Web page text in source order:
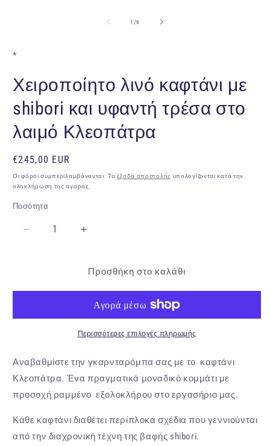
1 /από
6
*
Χειροποίητο λινό καφτάνι με
shibori και υφαντή τρέσα στο
λαιμό Κλεοπάτρα
Κανονική
τιμή
€245,00 EUR
Οι φόροι συμπεριλαμβάνονται. Ταέξοδα αποστολής υπολογίζονται κατά την
ολοκλήρωση της αγοράς.
Ποσότητα
Ποσότητα
Μείωση
τρέσα
στο
λαιμό
Κλεοπάτρα
Αύξηση
Χειροποίητο
και
τρέσα
στο
λαιμό
Κλεοπάτρα
Προσθήκη στο καλάθι
Περισσότερες επιλογές πληρωμής
Αναβαθμίστε την γκαρνταρόμπα σας με το καφτάνι
Κλεοπάτρα. Ένα πραγματικά μοναδικό κομμάτι με
προσοχή ραμμένο εξολοκλήρου στο εργασήριο μας.
Κάθε καφτάνι διαθέτει περίπλοκα σχέδια που γεννιούνται
από την διαχρονική τέχνη της βαφής shibori.